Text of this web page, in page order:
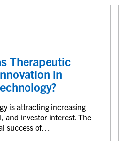
Therapeutic
in
is attracting increasing
and investor interest. The
success of…